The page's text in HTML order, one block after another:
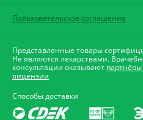
Пользовательское соглашение
Представленные товары
Не являются лекарствами.
консультации оказывают
лицензии
Способы доставки